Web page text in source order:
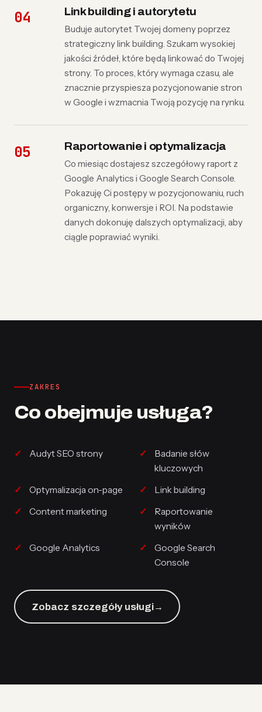
Link building i autorytetu
Buduje autorytet Twojej domeny poprzez
strategiczny link building. Szukam wysokiej
jakości źródeł, które będą linkować do Twojej
strony. To proces, który wymaga czasu, ale
znacznie przyspiesza pozycjonowanie stron
w Google i wzmacnia Twoją pozycję na rynku.
Raportowanie i optymalizacja
Co miesiąc dostajesz szczegółowy raport z
Google Analytics i Google Search Console.
Pokazuję Ci postępy w pozycjonowaniu, ruch
organiczny, konwersje i ROI. Na podstawie
danych dokonuję dalszych optymalizacji, aby
ciągle poprawiać wyniki.
ZAKRES
Co obejmuje usługa?
Audyt SEO strony
Badanie słów
kluczowych
Optymalizacja on-page
Link building
Content marketing
Raportowanie
wyników
Google Analytics
Google Search
Console
Zobacz szczegóły usługi→